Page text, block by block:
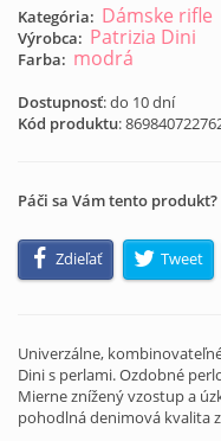
Kategória: Dámske rifle
Výrobca: Patrizia Dini
Farba: modrá
Dostupnosť: do 10 dní
Kód produktu:
Páči sa Vám tento
Zdieľať Tweet
Univerzálne,
Dini s perlami. Ozdobné
Mierne znížený vzostup a
pohodlná denimová kvalita